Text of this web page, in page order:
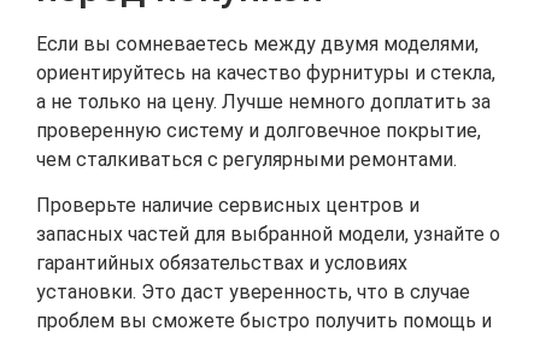
Если вы сомневаетесь между двумя моделями,
ориентируйтесь на качество фурнитуры и стекла,
а не только на цену. Лучше немного доплатить за
проверенную систему и долговечное покрытие,
чем сталкиваться с регулярными ремонтами.
Проверьте наличие сервисных центров и
запасных частей для выбранной модели, узнайте о
гарантийных обязательствах и условиях
установки. Это даст уверенность, что в случае
проблем вы сможете быстро получить помощь и